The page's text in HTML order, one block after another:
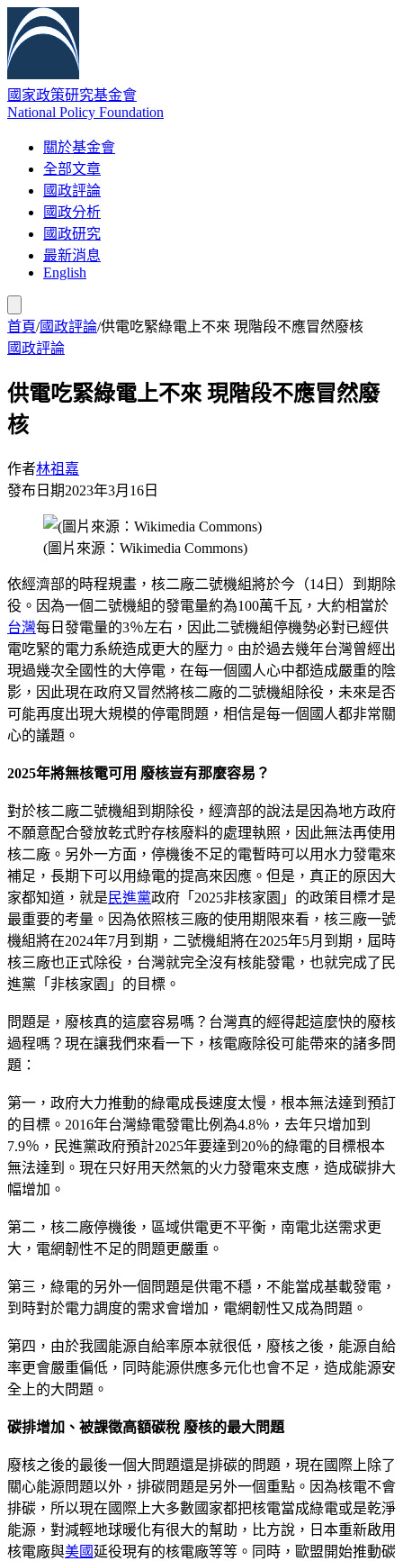
國家政策研究基金會
National Policy Foundation
關於基金會
全部文章
國政評論
國政分析
國政研究
最新消息
English
首頁/國政評論/供電吃緊綠電上不來 現階段不應冒然廢核
國政評論
供電吃緊綠電上不來 現階段不應冒然廢
核
作者林祖嘉
發布日期2023年3月16日
(圖片來源：Wikimedia Commons)
依經濟部的時程規畫，核二廠二號機組將於今（14日）到期除
役。因為一個二號機組的發電量約為100萬千瓦，大約相當於
台灣每日發電量的3％左右，因此二號機組停機勢必對已經供
電吃緊的電力系統造成更大的壓力。由於過去幾年台灣曾經出
現過幾次全國性的大停電，在每一個國人心中都造成嚴重的陰
影，因此現在政府又冒然將核二廠的二號機組除役，未來是否
可能再度出現大規模的停電問題，相信是每一個國人都非常關
心的議題。
2025年將無核電可用 廢核豈有那麼容易？
對於核二廠二號機組到期除役，經濟部的說法是因為地方政府
不願意配合發放乾式貯存核廢料的處理執照，因此無法再使用
核二廠。另外一方面，停機後不足的電暫時可以用水力發電來
補足，長期下可以用綠電的提高來因應。但是，真正的原因大
家都知道，就是 民進黨政府「2025非核家園」的政策目標才是
最重要的考量。因為依照核三廠的使用期限來看，核三廠一號
機組將在2024年7月到期，二號機組將在2025年5月到期，屆時
核三廠也正式除役，台灣就完全沒有核能發電，也就完成了民
進黨「非核家園」的目標。
問題是，廢核真的這麼容易嗎？台灣真的經得起這麼快的廢核
過程嗎？現在讓我們來看一下，核電廠除役可能帶來的諸多問
題：
第一，政府大力推動的綠電成長速度太慢，根本無法達到預訂
的目標。2016年台灣綠電發電比例為4.8％，去年只增加到
7.9％，民進黨政府預計2025年要達到20％的綠電的目標根本
無法達到。現在只好用天然氣的火力發電來支應，造成碳排大
幅增加。
第二，核二廠停機後，區域供電更不平衡，南電北送需求更
大，電網韌性不足的問題更嚴重。
第三，綠電的另外一個問題是供電不穩，不能當成基載發電，
到時對於電力調度的需求會增加，電網韌性又成為問題。
第四，由於我國能源自給率原本就很低，廢核之後，能源自給
率更會嚴重偏低，同時能源供應多元化也會不足，造成能源安
全上的大問題。
碳排增加、被課徵高額碳稅 廢核的最大問題
廢核之後的最後一個大問題還是排碳的問題，現在國際上除了
關心能源問題以外，排碳問題是另外一個重點。因為核電不會
排碳，所以現在國際上大多數國家都把核電當成綠電或是乾淨
能源，對減輕地球暖化有很大的幫助，比方說，日本重新啟用
核電廠與美國 延役現有的核電廠等等。同時，歐盟開始推動碳